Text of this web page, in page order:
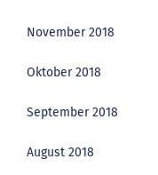
November 2018
Oktober 2018
September 2018
August 2018